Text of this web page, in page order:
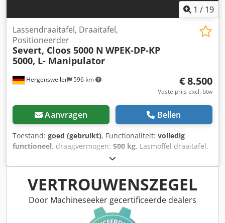
1 / 19
Hergensweiler 596 km
Lassendraaitafel, Draaitafel,
Positioneerder
Severt, Cloos 5000 N WPEK-DP-KP
5000, L- Manipulator
€ 8.500
Vaste prijs excl. btw
Aanvragen Bellen
Toestand: goed (gebruikt), Functionaliteit: volledig
functioneel, draagvermogen: 500 kg, Lasmoffel draaitafel,
L-manipulator, positioneerder, topconditie, met extra
opspanschijf incl. Draaien, zwenken (overhead), traploos
regelbare snelheid. Mechanische hoogteverstelling 800
mm - 1100 mm. Uitslag 1000 mm. Bouwhoogte 1800 mm.
Lengte 3000 mm. Breedte 1100 mm. Diameter opspanschijf
1000 mm. Cedpeylkn Ijfx An Eerf
VERTROUWENSZEGEL
Door Machineseeker gecertificeerde dealers